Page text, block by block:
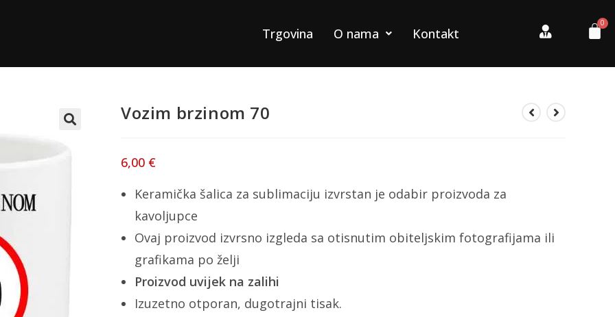
Trgovina O nama Kontakt
Vozim brzinom 70
6,00 €
Keramička šalica za sublimaciju izvrstan je odabir proizvoda za
kavoljupce
Ovaj proizvod izvrsno izgleda sa otisnutim obiteljskim fotografijama ili
grafikama po želji
Proizvod uvijek na zalihi
Izuzetno otporan, dugotrajni tisak.